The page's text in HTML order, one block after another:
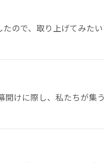
ので、取り上げてみた
開けに際し、私たちが集う